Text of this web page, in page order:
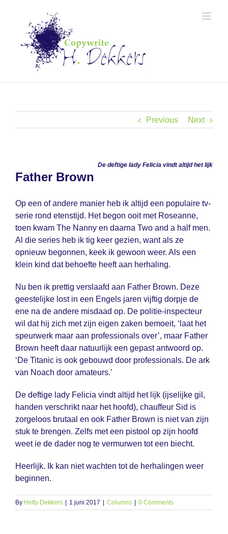
Previous Next
De deftige lady Felicia vindt altijd het lijk
Father Brown
Op een of andere manier heb ik altijd een populaire tv-
serie rond etenstijd. Het begon ooit met Roseanne,
toen kwam The Nanny en daarna Two and a half men.
Al die series heb ik tig keer gezien, want als ze
opnieuw begonnen, keek ik gewoon weer. Als een
klein kind dat behoefte heeft aan herhaling.
Nu ben ik prettig verslaafd aan Father Brown. Deze
geestelijke lost in een Engels jaren vijftig dorpje de
ene na de andere misdaad op. De politie-inspecteur
wil dat hij zich met zijn eigen zaken bemoeit, ‘laat het
speurwerk maar aan professionals over’, maar Father
Brown heeft daar natuurlijk een gepast antwoord op.
‘De Titanic is ook gebouwd door professionals. De ark
van Noach door amateurs.’
De deftige lady Felicia vindt altijd het lijk (ijselijke gil,
handen verschrikt naar het hoofd), chauffeur Sid is
zorgeloos brutaal en ook Father Brown is niet van zijn
stuk te brengen. Zelfs met een pistool op zijn hoofd
weet ie de dader nog te vermurwen tot een biecht.
Heerlijk. Ik kan niet wachten tot de herhalingen weer
beginnen.
By Hetty Dekkers 1 juni 2017 Columns 0 Comments